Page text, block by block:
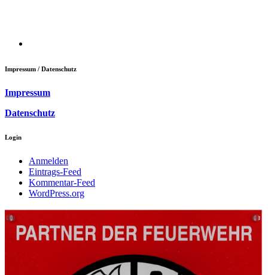
Impressum / Datenschutz
Impressum
Datenschutz
Login
Anmelden
Eintrags-Feed
Kommentar-Feed
WordPress.org